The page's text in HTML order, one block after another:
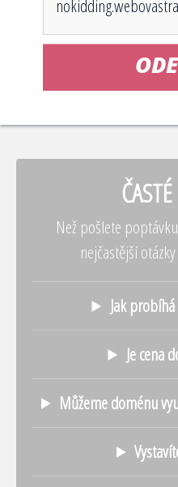
Než pošlete
nejčastější
Jak
Je cena
Můžeme doménu